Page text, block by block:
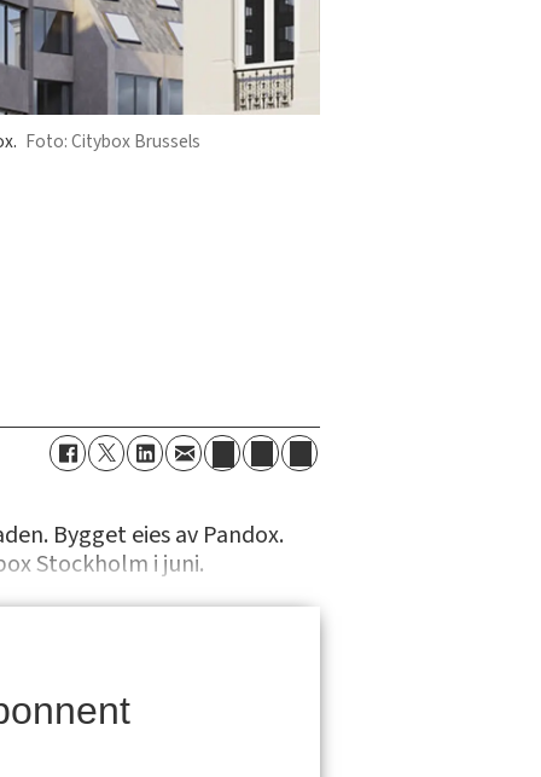
Citybox Brussels
Bygget eies av Pandox.
Stockholm i juni.